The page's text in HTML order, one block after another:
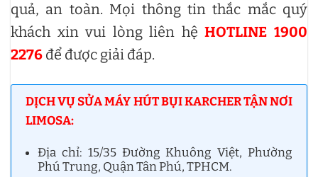
quả, an toàn. Mọi thông tin thắc mắc quý
khách xin vui lòng liên hệHOTLINE 1900
2276 để được giải đáp.
DỊCH VỤ SỬA MÁY HÚT BỤI KARCHER TẬN NƠI
LIMOSA:
Địa chỉ: 15/35 Đường Khuông Việt, Phường
Phú Trung, Quận Tân Phú, TPHCM.